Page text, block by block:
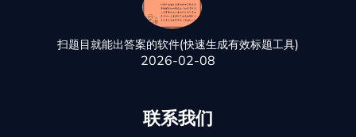
扫题目就能出答案的软件(快速生成有效标题工具)
2026-02-08
联系我们